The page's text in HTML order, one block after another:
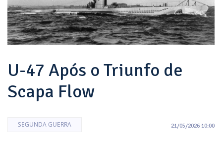
U-47 Após o Triunfo de
Scapa Flow
SEGUNDA GUERRA 21/05/2026 10:00